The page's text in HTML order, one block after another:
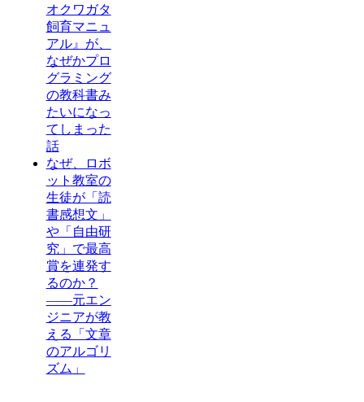
オクワガタ
飼育マニュ
アル』が、
なぜかプロ
グラミング
の教科書み
たいになっ
てしまった
話
なぜ、ロボ
ット教室の
生徒が「読
書感想文」
や「自由研
究」で最高
賞を連発す
るのか？
——元エン
ジニアが教
える「文章
のアルゴリ
ズム」